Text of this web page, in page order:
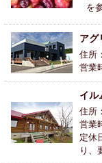
を
アグ
住所
営業
イル
住所
営業
定休
り、